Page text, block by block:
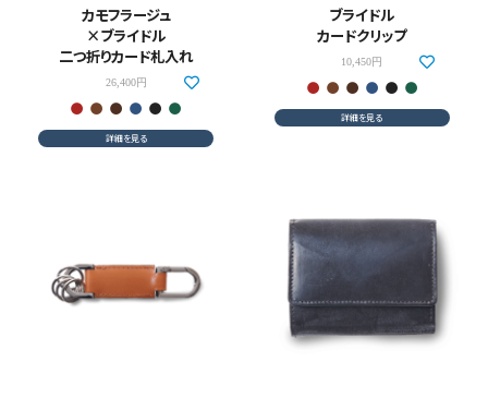
カモフラージュ
×ブライドル
二つ折りカード札入れ
26,400円
詳細を見る
ブライドル
カードクリップ
10,450円
詳細を見る